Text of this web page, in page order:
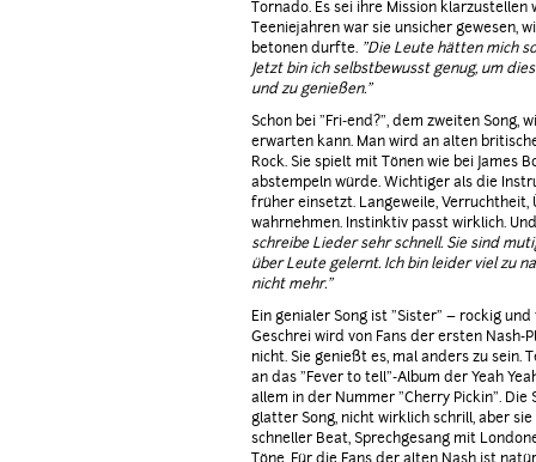
Tornado. Es sei ihre Mission klarzustellen
Teeniejahren war sie unsicher gewesen,
betonen durfte. "Die Leute hätten mich
Jetzt bin ich selbstbewusst genug, um
und zu genießen."
Schon bei "Fri-end?", dem zweiten Song,
erwarten kann. Man wird an alten
Rock. Sie spielt mit Tönen wie bei James
abstempeln würde. Wichtiger als die
früher einsetzt. Langeweile,
wahrnehmen. Instinktiv passt wirklich.
schreibe Lieder sehr schnell. Sie sind
über Leute gelernt. Ich bin leider viel zu
nicht mehr."
Ein genialer Song ist "Sister" – rockig
Geschrei wird von Fans der ersten
nicht. Sie genießt es, mal anders zu
an das "Fever to tell"-Album der Yeah
allem in der Nummer "Cherry Pickin".
glatter Song, nicht wirklich schrill, aber
schneller Beat, Sprechgesang mit